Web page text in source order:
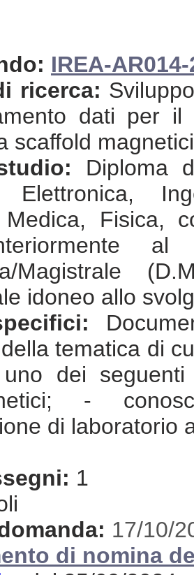
IREA-
ricerca:
dati per il
scaffold magnetici
Diploma
Elettronica,
Medica, Fisica,
Magistrale
idoneo allo
della tematica di
dei
-
di laboratorio
1
17/10/
di nomina